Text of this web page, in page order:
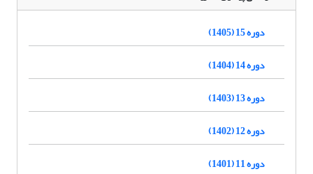
دوره 15 (1405)
دوره 14 (1404)
دوره 13 (1403)
دوره 12 (1402)
دوره 11 (1401)